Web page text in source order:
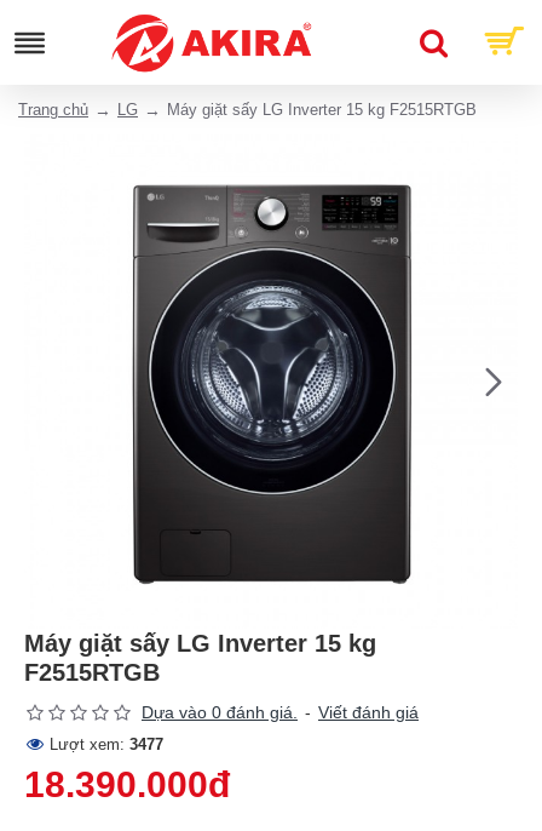
Trang chủ LG Máy giặt sấy LG Inverter 15 kg F2515RTGB
Máy giặt sấy LG Inverter 15 kg
F2515RTGB
Dựa vào 0 đánh giá. - Viết đánh giá
Lượt xem: 3477
18.390.000đ